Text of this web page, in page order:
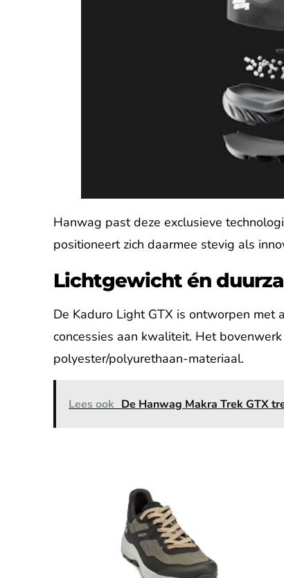
Hanwag past deze exclusieve
positioneert zich daarmee stevig als
Lichtgewicht én
De Kaduro Light GTX is ontworpen
concessies aan kwaliteit. Het
polyester/polyurethaan-materiaal.
Lees ook De Hanwag Makra Trek GTX